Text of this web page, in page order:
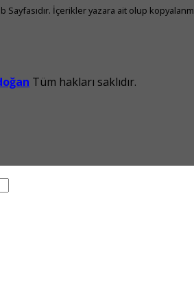
İçerikler yazara ait olup
Tüm hakları saklıdır.